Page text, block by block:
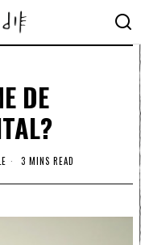
DE
3 MINS READ